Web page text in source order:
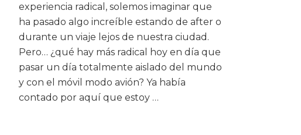
experiencia radical, solemos imaginar que
ha pasado algo increíble estando de after o
durante un viaje lejos de nuestra ciudad.
Pero… ¿qué hay más radical hoy en día que
pasar un día totalmente aislado del mundo
y con el móvil modo avión? Ya había
contado por aquí que estoy …